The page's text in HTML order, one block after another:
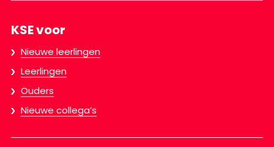
KSE voor
Nieuwe leerlingen
Leerlingen
Ouders
Nieuwe collega’s